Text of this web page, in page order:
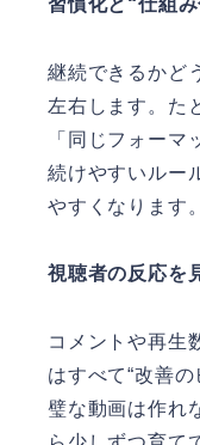
継続できるかど
左右します。た
「同じフォー
続けやすいルー
やすくなります。
視聴者の反応を
コメントや再生
はすべて“改善
璧な動画は作れ